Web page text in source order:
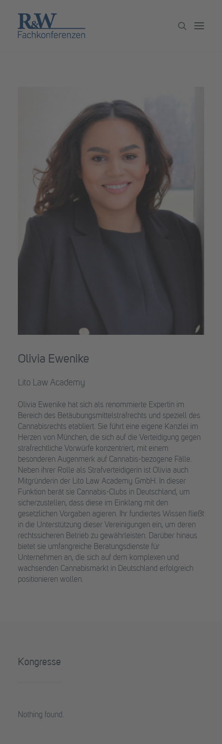
Newsletter
Olivia Ewenike
Lito Law Academy
Olivia Ewenike hat sich als renommierte Expertin im
Bereich des Betäubungsmittelstrafrechts und speziell des
Cannabisrechts etabliert. Sie führt eine eigene Kanzlei im
Herzen von München, die sich auf die Verteidigung gegen
strafrechtliche Vorwürfe konzentriert, mit einem
besonderen Augenmerk auf Cannabis-bezogene Fälle.
Neben ihrer Rolle als Strafverteidigerin ist Olivia auch
Mitgründerin der Lito Law Academy GmbH. In dieser
Funktion berät sie Cannabis-Clubs in Deutschland, um
sicherzustellen, dass diese im Einklang mit den
gesetzlichen Vorgaben agieren. Ihr fundiertes Wissen fließt
in die Unterstützung dieser Vereinigungen ein, um deren
rechtssicheren Betrieb zu gewährleisten. Darüber hinaus
bietet sie umfangreiche Beratungsdienste für
Unternehmen an, die sich auf dem komplexen und
wachsenden Cannabismarkt in Deutschland erfolgreich
positionieren wollen.
Kongresse
Nothing found.